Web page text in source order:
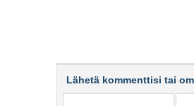
Lähetä kommenttisi tai